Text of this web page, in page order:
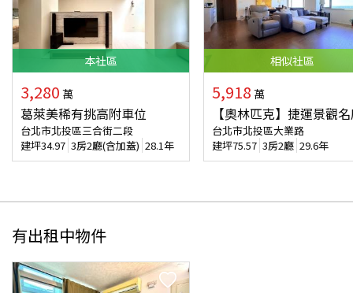
本社區
3,280 萬
葛萊美稀有挑高附車位
台北市北投區三合街二段
建坪34.97 3房2廳(含加蓋) 28.1年
相似社區
5,918 萬
【奧林匹克】捷運景觀
台北市北投區大業路
建坪75.57 3房2廳 29.6年
有出租中物件